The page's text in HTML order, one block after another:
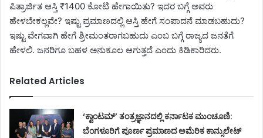
ಪಿತ್ರಾರ್ಜಿತ ಆಸ್ತಿ ₹1400 ಕೋಟಿ ಹೇಗಾಯಿತು? ಇದರ ಬಗ್ಗೆ ಅವರು
ಹೇಳಬೇಕಲ್ಲವೇ? ಇಷ್ಟು ಪ್ರಮಾಣದಲ್ಲಿ ಆಸ್ತಿ ಹೇಗೆ ಸಂಪಾದನೆ ಮಾಡಬಹುದು?
ಇಷ್ಟು ವೇಗವಾಗಿ ಹೇಗೆ ಶ್ರೀಮಂತರಾಗಬಹುದು ಎಂಬ ಬಗ್ಗೆ ರಾಜ್ಯದ ಜನತೆಗೆ
ಹೇಳಲಿ. ಜನರಿಗೂ ಬಹಳ ಅನುಕೂಲ ಆಗುತ್ತದೆ ಎಂದು ಕಿಡಿಕಾರಿದರು.
Related Articles
‘ಕ್ವಾಂಟಮ್’ ತಂತ್ರಜ್ಞಾನದಲ್ಲಿ ಕರ್ನಾಟಕ ಮುಂಚೂಣಿ:
ಬೆಂಗಳೂರಿಗೆ ಪೂರ್ಣ ಪ್ರಮಾಣದ ಅಮೆರಿಕ ಕಾನ್ಸುಲೇಟ್